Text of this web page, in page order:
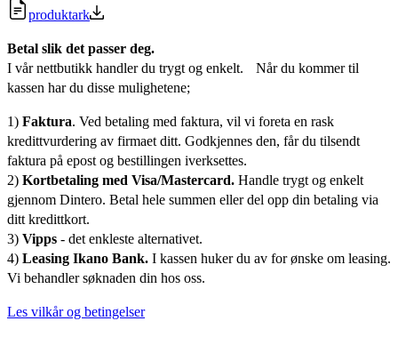
produktark
Betal slik det passer deg.
I vår nettbutikk handler du trygt og enkelt. Når du kommer til
kassen har du disse mulighetene;
1) Faktura. Ved betaling med faktura, vil vi foreta en rask
kredittvurdering av firmaet ditt. Godkjennes den, får du tilsendt
faktura på epost og bestillingen iverksettes.
2) Kortbetaling med Visa/Mastercard. Handle trygt og enkelt
gjennom Dintero. Betal hele summen eller del opp din betaling via
ditt kredittkort.
3) Vipps - det enkleste alternativet.
4) Leasing Ikano Bank. I kassen huker du av for ønske om leasing.
Vi behandler søknaden din hos oss.
Les vilkår og betingelser